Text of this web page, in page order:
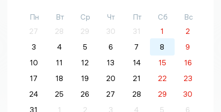
Пн Вт Ср Чт Пт Сб
Вс
27
28 29 30 31 1
2
3
4 5 6 7 8
9
10
11 12 13 14 15
16
17
18 19 20 21 22
23
24
25 26 27 28 29
30
31
1 2 3 4 5 6